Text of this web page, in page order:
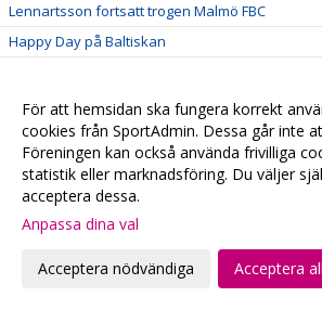
Lennartsson fortsatt trogen Malmö FBC
Happy Day på Baltiskan
Malmöklacken dominerar i Göteborg
Skånelaget till Kvartsfinal
Gothia Cup - Lördag
Skånlagstjejerna efter 1:a dagen
Vinst mot samarbetsklubben Hvidovre
Se våra Gothia-lag på webben
För att hemsidan ska fungera korrekt
cookies från SportAdmin. Dessa går inte
Föreningen kan också använda frivilliga
statistik eller marknadsföring. Du väljer
acceptera dessa.
Anpassa dina val
Acceptera nödvändiga Acceptera